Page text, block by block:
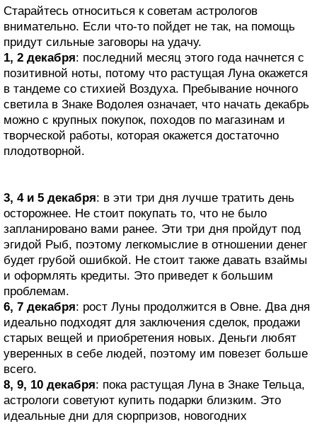
Старайтесь относиться к советам астрологов
внимательно. Если что-то пойдет не так, на помощь
придут сильные заговоры на удачу.
1, 2 декабря: последний месяц этого года начнется с
позитивной ноты, потому что растущая Луна окажется
в тандеме со стихией Воздуха. Пребывание ночного
светила в Знаке Водолея означает, что начать декабрь
можно с крупных покупок, походов по магазинам и
творческой работы, которая окажется достаточно
плодотворной.
3, 4 и 5 декабря: в эти три дня лучше тратить день
осторожнее. Не стоит покупать то, что не было
запланировано вами ранее. Эти три дня пройдут под
эгидой Рыб, поэтому легкомыслие в отношении денег
будет грубой ошибкой. Не стоит также давать взаймы
и оформлять кредиты. Это приведет к большим
проблемам.
6, 7 декабря: рост Луны продолжится в Овне. Два дня
идеально подходят для заключения сделок, продажи
старых вещей и приобретения новых. Деньги любят
уверенных в себе людей, поэтому им повезет больше
всего.
8, 9, 10 декабря: пока растущая Луна в Знаке Тельца,
астрологи советуют купить подарки близким. Это
идеальные дни для сюрпризов, новогодних